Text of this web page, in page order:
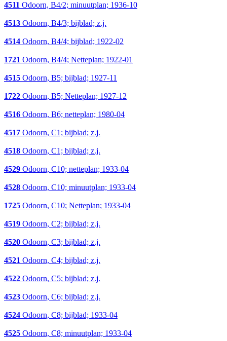
4511 Odoorn, B4/2; minuutplan; 1936-10
4513 Odoorn, B4/3; bijblad; z.j.
4514 Odoorn, B4/4; bijblad; 1922-02
1721 Odoorn, B4/4; Netteplan; 1922-01
4515 Odoorn, B5; bijblad; 1927-11
1722 Odoorn, B5; Netteplan; 1927-12
4516 Odoorn, B6; netteplan; 1980-04
4517 Odoorn, C1; bijblad; z.j.
4518 Odoorn, C1; bijblad; z.j.
4529 Odoorn, C10; netteplan; 1933-04
4528 Odoorn, C10; minuutplan; 1933-04
1725 Odoorn, C10; Netteplan; 1933-04
4519 Odoorn, C2; bijblad; z.j.
4520 Odoorn, C3; bijblad; z.j.
4521 Odoorn, C4; bijblad; z.j.
4522 Odoorn, C5; bijblad; z.j.
4523 Odoorn, C6; bijblad; z.j.
4524 Odoorn, C8; bijblad; 1933-04
4525 Odoorn, C8; minuutplan; 1933-04